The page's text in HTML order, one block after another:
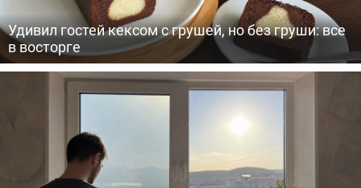
Удивил гостей кексом с грушей, но без груши: все
в восторге